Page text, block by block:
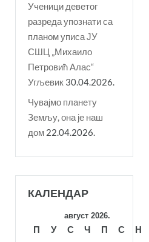
Ученици деветог
разреда упознати са
планом уписа ЈУ
СШЦ „Михаило
Петровић Алас“
Угљевик 30.04.2026.
Чувајмо планету
Земљу, она је наш
дом 22.04.2026.
КАЛЕНДАР
август 2026.
П У С Ч П С
Н